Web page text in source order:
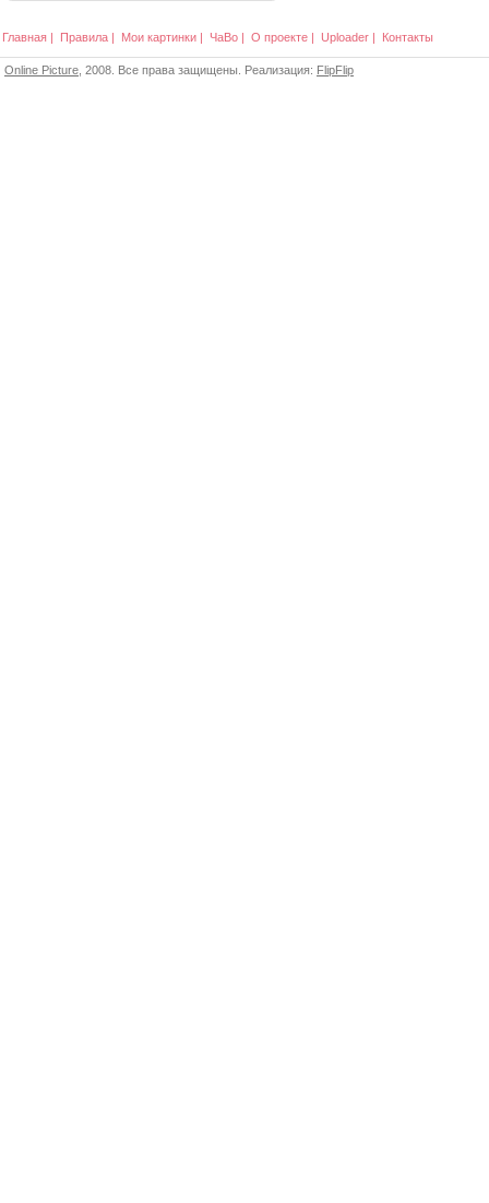
Главная | Правила | Мои картинки | ЧаВо | О проекте | Uploader | Контакты
Online Picture , 2008. Все права защищены. Реализация: FlipFlip